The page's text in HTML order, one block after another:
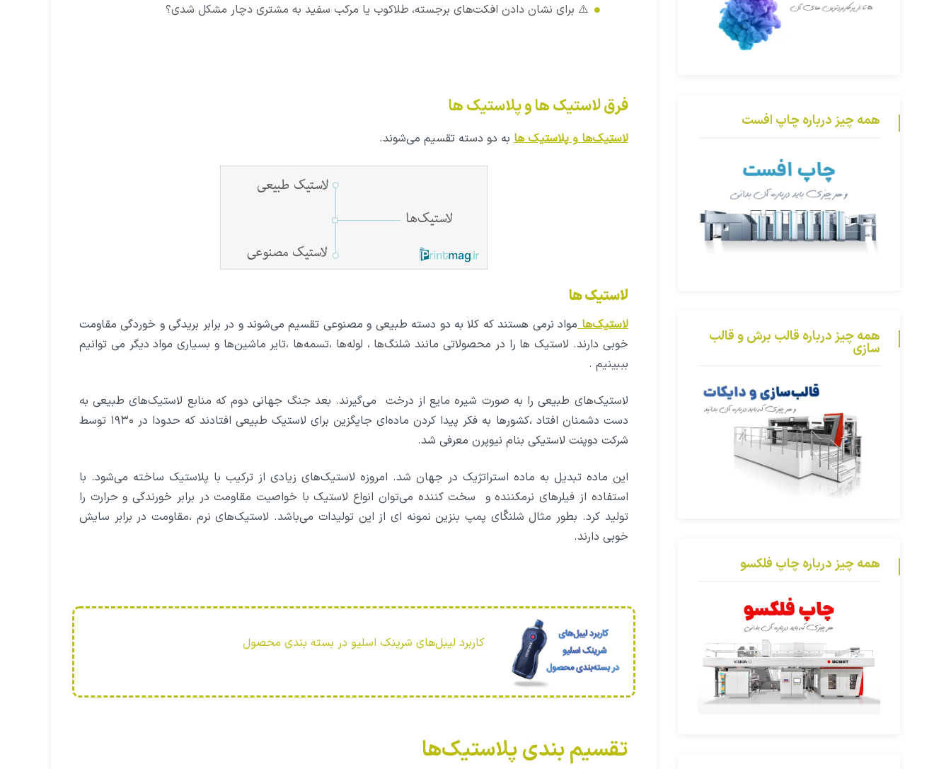
⚠️ برای نشان دادن افکت‌های برجسته، طلاکوب یا مرکب سفید به مشتری دچار مشکل شدی؟
فرق لاستیک‌ ها و پلاستیک‌ ها
لاستیک‌ها و پلاستیک هابه دو دسته تقسیم می‌شوند.
لاستیک‌ ها
لاستیک‌ها مواد نرمی هستند که کلا به دو دسته طبیعی و مصنوعی تقسیم می‌شوند و در برابر بریدگی و خوردگی مقاومت
خوبی دارند. لاستیک ها را در محصولاتی مانند شلنگ‌ها ، لوله‌ها ،تسمه‌ها ،تایر ماشین‌ها و بسیاری مواد دیگر می توانیم
بببینیم .
لاستیک‌های طبیعی را به صورت شیره مایع از درخت می‌گیرند. بعد جنگ جهانی دوم که منابع لاستیک‌های طبیعی به
دست دشمنان افتاد ،کشورها به فکر پیدا کردن ماده‌ای جایگزین برای لاستیک طبیعی افتادند که حدودا در ۱۹۳۰ توسط
شرکت دوپنت لاستیکی بنام نیوپرن معرفی شد.
این ماده تبدیل به ماده استراتژیک در جهان شد. امروزه لاستیک‌های زیادی از ترکیب با پلاستیک ساخته می‌شود. با
استفاده از فیلر‌های نرمکننده و سخت کننده می‌توان انواع لاستیک با خواصیت‌ مقاومت در برابر خورندگی و حرارت را
تولید کرد. بطور مثال شلنگّای پمپ بنزین نمونه ای از این تولیدات می‌باشد. لاستیک‌های نرم ،مقاومت در برابر سایش
خوبی دارند.
کاربرد لیبل‌های شرینک اسلیو در بسته بندی محصول
تقسیم بندی پلاستیک‌ها
همه چیز درباره چاپ افست
همه چیز درباره قالب برش و قالب
سازی
همه چیز درباره چاپ فلکسو